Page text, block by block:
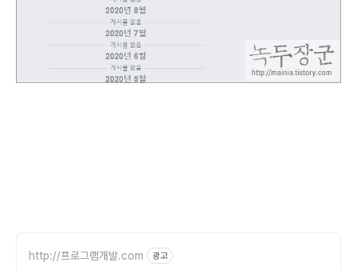
http://프로그램개발.com 광고